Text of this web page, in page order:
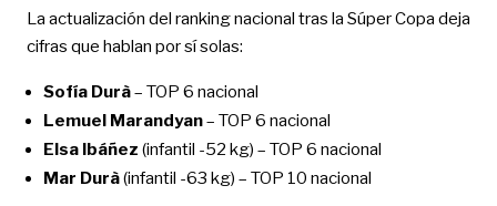
La actualización del ranking nacional tras la Súper Copa deja
cifras que hablan por sí solas:
Sofía Durà– TOP 6 nacional
Lemuel Marandyan– TOP 6 nacional
Elsa Ibáñez (infantil -52 kg) – TOP 6 nacional
Mar Durà(infantil -63 kg) – TOP 10 nacional